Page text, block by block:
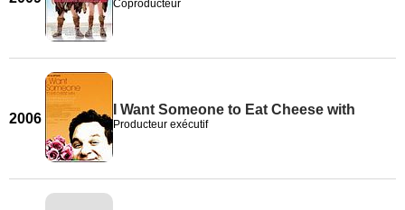
Coproducteur
2006
I Want Someone to Eat Cheese with
Producteur exécutif